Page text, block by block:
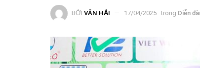
BỞI VĂN HẢI 17/04/2025 trong Diễn